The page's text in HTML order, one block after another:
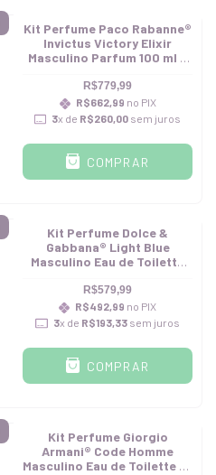
Kit Perfume Paco Rabanne®
Invictus Victory Elixir
Masculino Parfum 100 ml +
Caneta 10 ml
R$779,99
R$662,99 no PIX
3x de R$260,00 sem juros
COMPRAR
Kit Perfume Dolce &
Gabbana® Light Blue
Masculino Eau de Toilette
After Shave 50 ml
R$579,99
R$492,99 no PIX
3x de R$193,33sem juros
COMPRAR
Kit Perfume Giorgio
Armani® Code Homme
Masculino Eau de Toilette 75